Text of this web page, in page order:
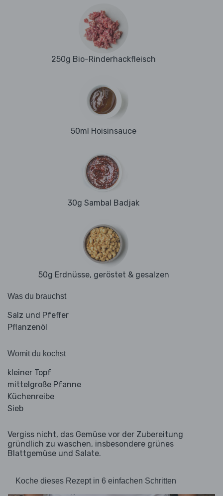
250g Bio-Rinderhackfleisch
50ml Hoisinsauce
30g Sambal Badjak
50g Erdnüsse, geröstet & gesalzen
Was du brauchst
Salz und Pfeffer
Pflanzenöl
Womit du kochst
kleiner Topf
mittelgroße Pfanne
Küchenreibe
Sieb
Vergiss nicht, das Gemüse vor der Zubereitung
gründlich zu waschen, insbesondere grünes
Blattgemüse und Salate.
Koche dieses Rezept in 6 einfachen Schritten